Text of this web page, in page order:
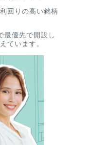
回りの高い銘柄
最優先で開設し
ています。